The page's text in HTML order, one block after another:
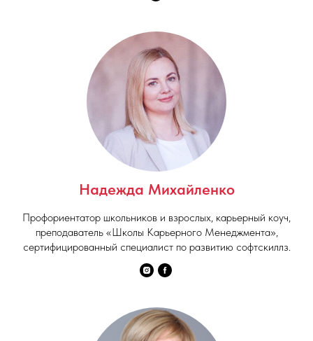
Надежда Михайленко
Профориентатор школьников и взрослых, карьерный коуч,
преподаватель «Школы Карьерного Менеджмента»,
сертифицированный специалист по развитию софтскиллз.